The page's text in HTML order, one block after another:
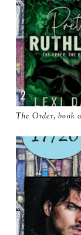
The Order, book